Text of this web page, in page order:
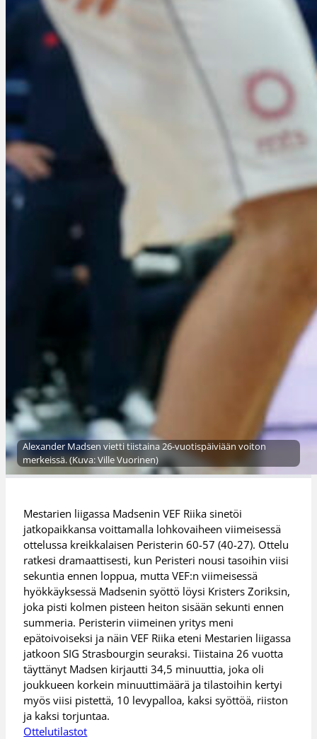
Alexander Madsen vietti tiistaina 26-vuotispäiviään voiton
merkeissä. (Kuva: Ville Vuorinen)
Mestarien liigassa Madsenin VEF Riika sinetöi
jatkopaikkansa voittamalla lohkovaiheen viimeisessä
ottelussa kreikkalaisen Peristerin 60-57 (40-27). Ottelu
ratkesi dramaattisesti, kun Peristeri nousi tasoihin viisi
sekuntia ennen loppua, mutta VEF:n viimeisessä
hyökkäyksessä Madsenin syöttö löysi Kristers Zoriksin,
joka pisti kolmen pisteen heiton sisään sekunti ennen
summeria. Peristerin viimeinen yritys meni
epätoivoiseksi ja näin VEF Riika eteni Mestarien liigassa
jatkoon SIG Strasbourgin seuraksi. Tiistaina 26 vuotta
täyttänyt Madsen kirjautti 34,5 minuuttia, joka oli
joukkueen korkein minuuttimäärä ja tilastoihin kertyi
myös viisi pistettä, 10 levypalloa, kaksi syöttöä, riiston
ja kaksi torjuntaa.
Ottelutilastot